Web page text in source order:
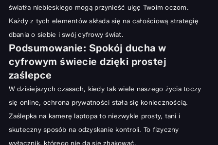
światła niebieskiego mogą przynieść ulgę Twoim oczom.
Każdy z tych elementów składa się na całościową strategię
dbania o siebie i swój cyfrowy świat.
Podsumowanie: Spokój ducha w
cyfrowym świecie dzięki prostej
zaślepce
W dzisiejszych czasach, kiedy tak wiele naszego życia toczy
się online, ochrona prywatności stała się koniecznością.
Zaślepka na kamerę laptopa to niezwykle prosty, tani i
skuteczny sposób na odzyskanie kontroli. To fizyczny
wyłącznik, którego nie da się zhakować.